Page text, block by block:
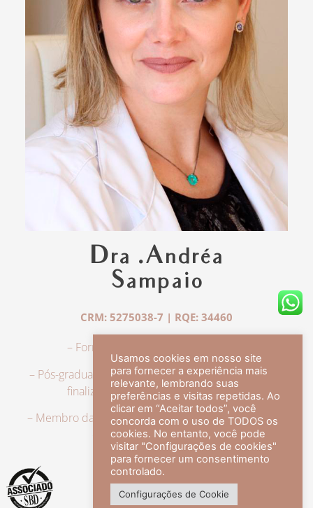
Dra .Andréa
Sampaio
CRM: 5275038-7 | RQE: 34460
– Formação em Medicina pela UFRJ.
– Pós-graduação em Dermatologia pela UFRJ, tendo
finalizado a especialização em 2007.
– Membro da Sociedade Brasileira de Dermatologia,
com título de especialista.
veja mais +
Usamos cookies em nosso site
para fornecer a experiência mais
relevante, lembrando suas
preferências e visitas repetidas. Ao
clicar em “Aceitar todos”, você
concorda com o uso de TODOS os
cookies. No entanto, você pode
visitar "Configurações de cookies"
para fornecer um consentimento
controlado.
Configurações de Cookie